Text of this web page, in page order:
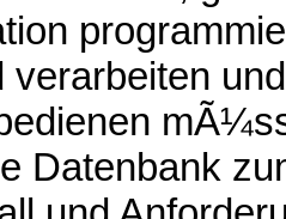
verarbeiten
Datenbank